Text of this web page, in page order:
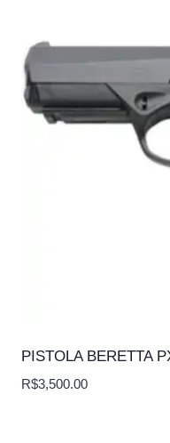
PISTOLA BERETTA
R$3,500.00